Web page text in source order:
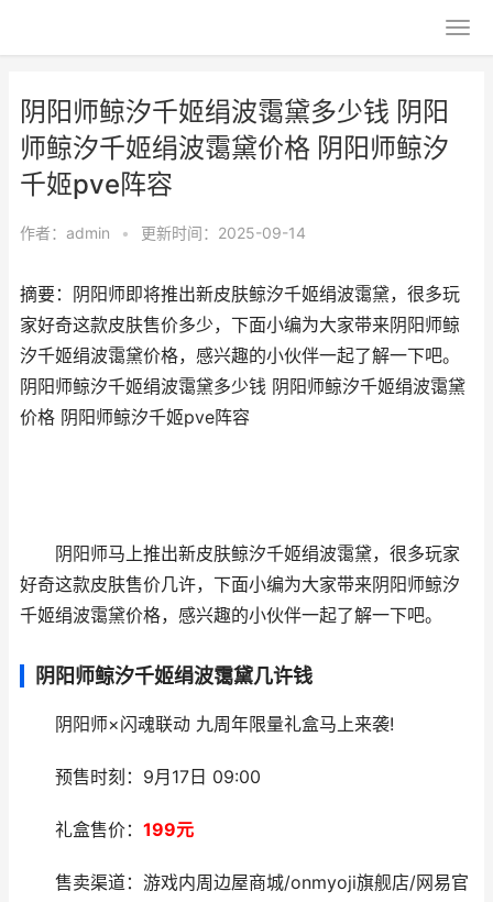
阴阳师鲸汐千姬绢波霭黛多少钱 阴阳
师鲸汐千姬绢波霭黛价格 阴阳师鲸汐
千姬pve阵容
作者： admin • 更新时间：2025-09-14
摘要：阴阳师即将推出新皮肤鲸汐千姬绢波霭黛，很多玩
家好奇这款皮肤售价多少，下面小编为大家带来阴阳师鲸
汐千姬绢波霭黛价格，感兴趣的小伙伴一起了解一下吧。
阴阳师鲸汐千姬绢波霭黛多少钱 阴阳师鲸汐千姬绢波霭黛
价格 阴阳师鲸汐千姬pve阵容
阴阳师马上推出新皮肤鲸汐千姬绢波霭黛，很多玩家
好奇这款皮肤售价几许，下面小编为大家带来阴阳师鲸汐
千姬绢波霭黛价格，感兴趣的小伙伴一起了解一下吧。
阴阳师鲸汐千姬绢波霭黛几许钱
阴阳师×闪魂联动 九周年限量礼盒马上来袭!
预售时刻：9月17日 09:00
礼盒售价： 199元
售卖渠道：游戏内周边屋商城/onmyoji旗舰店/网易官